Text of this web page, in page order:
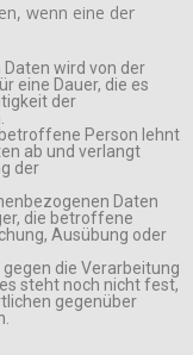
wenn eine der
wird von der
eine Dauer, die es
der
Person lehnt
ab und verlangt
der
Daten
die betroffene
Ausübung oder
die Verarbeitung
steht noch nicht fest,
gegenüber